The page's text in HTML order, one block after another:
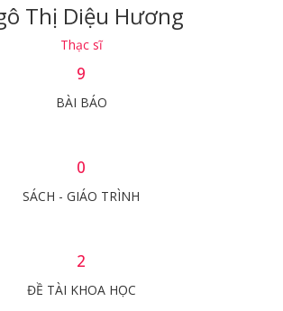
Thị Diệu Hương
Thạc sĩ
9
BÀI BÁO
0
SÁCH - GIÁO TRÌNH
2
ĐỀ TÀI KHOA HỌC